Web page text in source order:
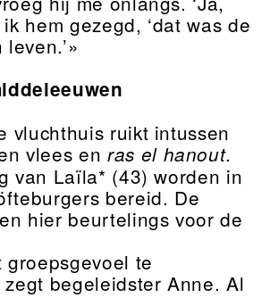
hem gezegd, ‘dat was de
vluchthuis ruikt intussen
vlees en ras el hanout.
van Laïla* (43) worden in
bereid. De
hier beurtelings voor de
groepsgevoel te
zegt begeleidster Anne. Al